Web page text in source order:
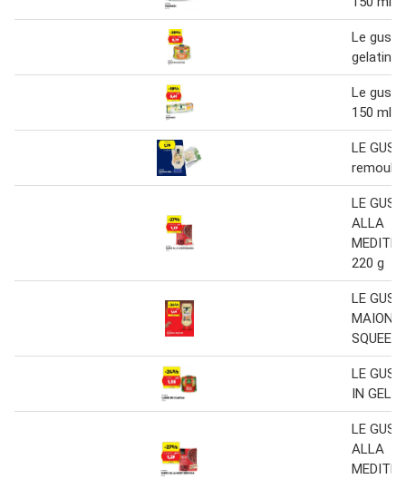
Le
gelatina
Le
150 ml
LE
LE
ALLA
220 g
LE
LE
IN
LE
ALLA